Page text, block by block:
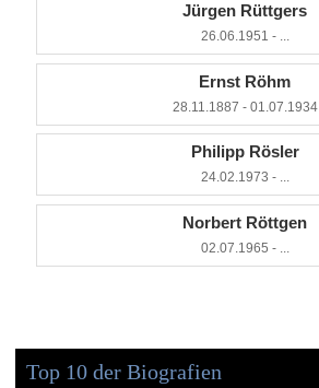
Jürgen Rüttgers
26.06.1951 - ...
Ernst Röhm
28.11.1887 - 01.07.1934
Philipp Rösler
24.02.1973 - ...
Norbert Röttgen
02.07.1965 - ...
Top 10 der Biografien